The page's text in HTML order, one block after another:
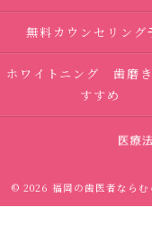
無料カウンセリング
ホワイトニング 歯磨
すすめ
© 2026 福岡の歯医者なら